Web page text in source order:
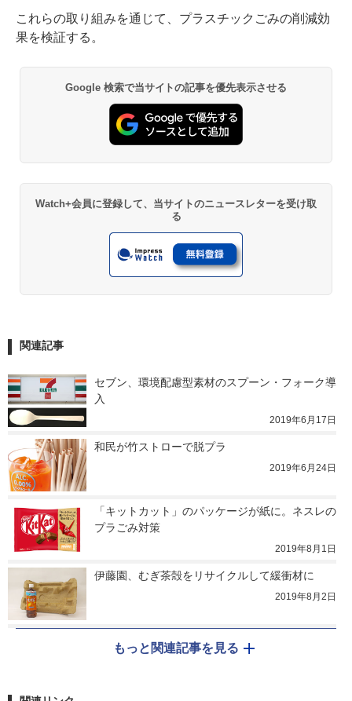
これらの取り組みを通じて、プラスチックごみの削減効
果を検証する。
Google 検索で当サイトの記事を優先表示させる
Watch+会員に登録して、当サイトのニュースレターを受け取
る
関連記事
セブン、環境配慮型素材のスプーン・フォーク導
入
2019年6月17日
和民が竹ストローで脱プラ
2019年6月24日
「キットカット」のパッケージが紙に。ネスレの
プラごみ対策
2019年8月1日
伊藤園、むぎ茶殻をリサイクルして緩衝材に
2019年8月2日
もっと関連記事を見る